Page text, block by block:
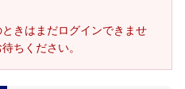
きはまだログインできませ
ちください。